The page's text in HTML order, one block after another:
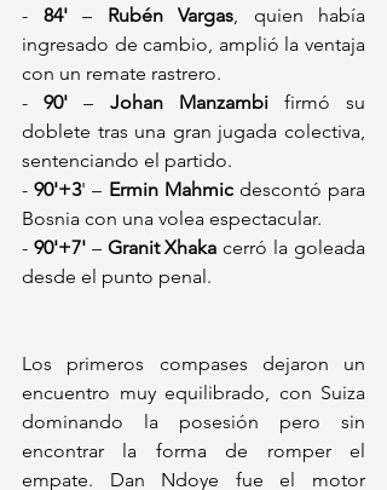
- 84' – Rubén Vargas, quien había
ingresado de cambio, amplió la ventaja
con un remate rastrero.
- 90' – Johan Manzambi firmó su
doblete tras una gran jugada colectiva,
sentenciando el partido.
- 90'+3' – Ermin Mahmic descontó para
Bosnia con una volea espectacular.
- 90'+7' – Granit Xhaka cerró la goleada
desde el punto penal.
Los primeros compases dejaron un
encuentro muy equilibrado, con Suiza
dominando la posesión pero sin
encontrar la forma de romper el
empate. Dan Ndoye fue el motor